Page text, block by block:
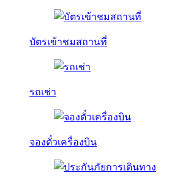
บัตรเข้าชมสถานที่
รถเช่า
จองตั๋วเครื่องบิน